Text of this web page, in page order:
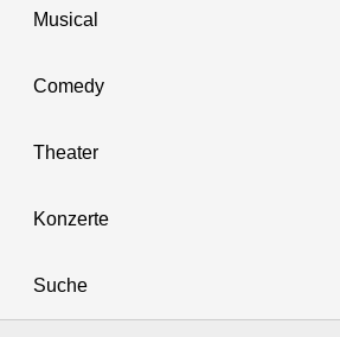
Musical
Comedy
Theater
Konzerte
Suche